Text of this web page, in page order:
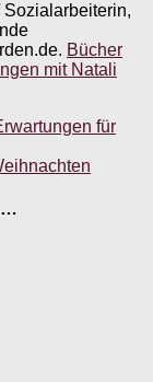
Bücher
mit Natali
für
…